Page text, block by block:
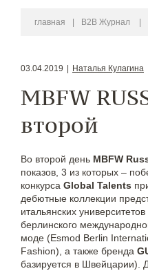
главная B2B Журнал
03.04.2019 Наталья Кулагина
MBFW
второй
Во второй день MBFW
показов, 3 из которых –
конкурса Global Talents
дебютные коллекции
итальянских
берлинского
моде (Esmod Berlin
Fashion), а также бренда
базируется в Швейцарии).